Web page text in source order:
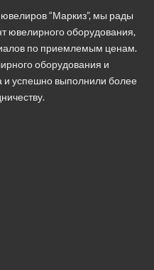
“Маркиз”, мы рады
ювелирного оборудования,
по приемлемым ценам.
оборудования и
и успешно выполнили более